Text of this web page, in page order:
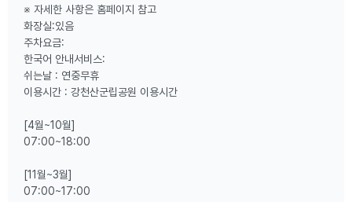
※ 자세한 사항은 홈페이지 참고
화장실:있음
주차요금:
한국어 안내서비스:
쉬는날 : 연중무휴
이용시간 : 강천산군립공원 이용시간
[4월~10월]
07:00~18:00
[11월~3월]
07:00~17:00